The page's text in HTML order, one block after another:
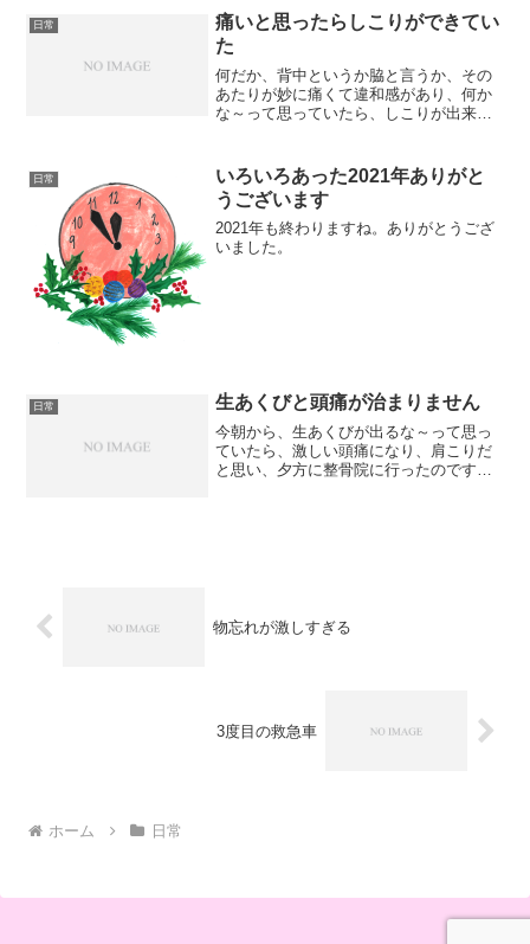
か物が落ちかけているのかと思って、そ
のまま聞いていたのです...
日常
痛いと思ったらしこりができてい
た
何だか、背中というか脇と言うか、その
あたりが妙に痛くて違和感があり、何か
な～って思っていたら、しこりが出来て
回しこりを取っている身としては、また
～って感じです。乳がん...
日常
いろいろあった2021年ありがと
うございます
2021年も終わりますね。ありがとうござ
いました。
日常 生あくびと頭痛が治まりません
今朝から、生あくびが出るな～って思っ
ていたら、激しい頭痛になり、肩こりだ
と思い、夕方に整骨院に行ったのです
物忘れが激しすぎる
3度目の救急車
ホーム 日常